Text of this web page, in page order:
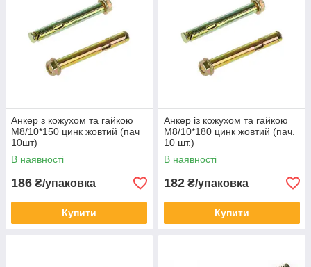
Анкер з кожухом та гайкою
М8/10*150 цинк жовтий (пач
10шт)
В наявності
186 ₴/упаковка
Купити
Анкер із кожухом та гайкою
М8/10*180 цинк жовтий (пач.
10 шт.)
В наявності
182 ₴/упаковка
Купити